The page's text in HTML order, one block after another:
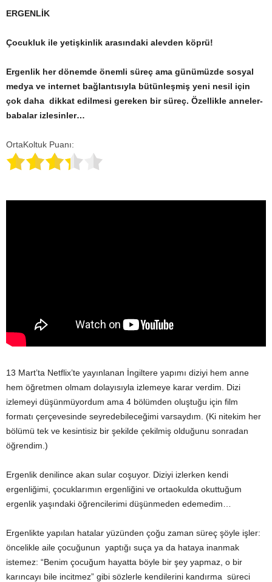
ERGENLİK
Çocukluk ile yetişkinlik arasındaki alevden köprü!
Ergenlik her dönemde önemli süreç ama günümüzde sosyal
medya ve internet bağlantısıyla bütünleşmiş yeni nesil için
çok daha dikkat edilmesi gereken bir süreç. Özellikle anneler-
babalar izlesinler…
OrtaKoltuk Puanı:
13 Mart’ta Netflix’te yayınlanan İngiltere yapımı diziyi hem anne
hem öğretmen olmam dolayısıyla izlemeye karar verdim. Dizi
izlemeyi düşünmüyordum ama 4 bölümden oluştuğu için film
formatı çerçevesinde seyredebileceğimi varsaydım. (Ki nitekim her
bölümü tek ve kesintisiz bir şekilde çekilmiş olduğunu sonradan
öğrendim.)
Ergenlik denilince akan sular coşuyor. Diziyi izlerken kendi
ergenliğimi, çocuklarımın ergenliğini ve ortaokulda okuttuğum
ergenlik yaşındaki öğrencilerimi düşünmeden edemedim…
Ergenlikte yapılan hatalar yüzünden çoğu zaman süreç şöyle işler:
öncelikle aile çocuğunun yaptığı suça ya da hataya inanmak
istemez: “Benim çocuğum hayatta böyle bir şey yapmaz, o bir
karıncayı bile incitmez” gibi sözlerle kendilerini kandırma süreci